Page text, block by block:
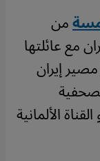
من
مع عائلتها
مصير إيران
الألمانية